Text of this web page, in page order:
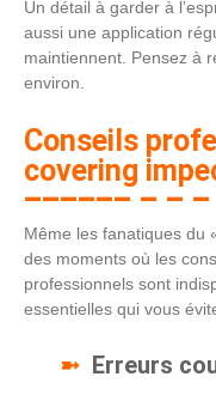
Un détail à garder à
aussi une application
maintiennent. Pensez à
environ.
Conseils
covering
Même les fanatiques du
des moments où les
professionnels sont
essentielles qui vous
Erreurs